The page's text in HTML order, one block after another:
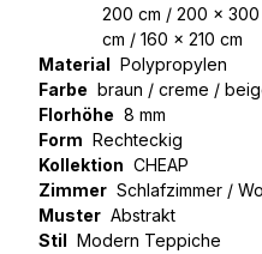
200 cm / 200 x 300
cm / 160 x 210 cm
Material Polypropylen
Farbe braun / creme /
Florhöhe 8 mm
Form Rechteckig
Kollektion CHEAP
Zimmer Schlafzimmer /
Muster Abstrakt
Stil Modern Teppiche